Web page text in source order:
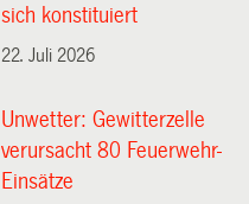
sich konstituiert
22. Juli 2026
Unwetter: Gewitterzelle
verursacht 80 Feuerwehr-
Einsätze